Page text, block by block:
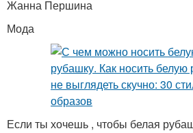
Жанна Першина
Мода
Если ты хочешь , чтобы белая